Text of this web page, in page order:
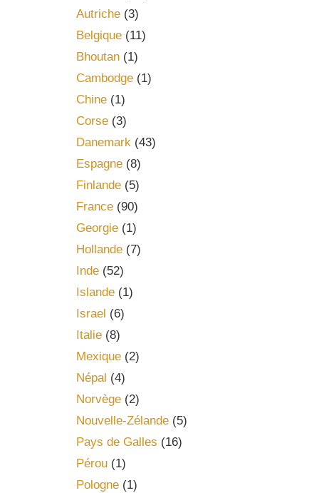
Autriche(3)
Belgique(11)
Bhoutan(1)
Cambodge(1)
Chine(1)
Corse(3)
Danemark(43)
Espagne(8)
Finlande(5)
France(90)
Georgie(1)
Hollande(7)
Inde(52)
Islande(1)
Israel (6)
Italie(8)
Mexique(2)
Népal (4)
Norvège(2)
Nouvelle-Zélande(5)
Pays de Galles (16)
Pérou(1)
Pologne(1)